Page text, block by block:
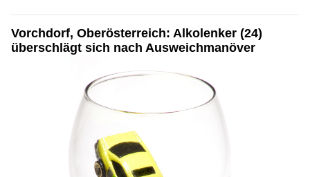
Vorchdorf, Oberösterreich: Alkolenker (24)
überschlägt sich nach Ausweichmanöver